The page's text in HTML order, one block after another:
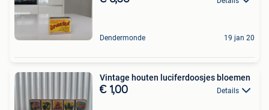
Dendermonde 19 jan 20
Vintage houten luciferdoosjes bloemen
€ 1,00 Details